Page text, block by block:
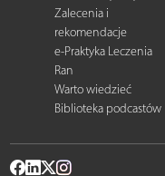
Zalecenia i
rekomendacje
e-Praktyka Leczenia
Ran
Warto wiedzieć
Biblioteka podcastów